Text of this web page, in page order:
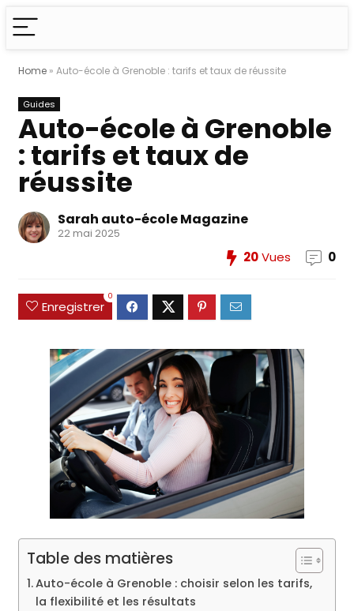
Home » Auto-école à Grenoble : tarifs et taux de réussite
Guides
Auto-école à Grenoble
: tarifs et taux de
réussite
Sarah auto-école Magazine
22 mai 2025
20Vues 0
Enregistrer
0
Table des matières
Auto-école à Grenoble : choisir selon les tarifs,
la flexibilité et les résultats